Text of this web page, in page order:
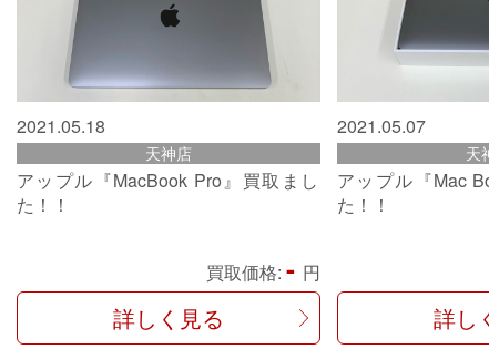
2021.05.18
天神店
アップル『MacBook Pro』買取まし
た！！
買取価格: - 円
詳しく見る
2021.05.07
天
アップル『Mac
た！！
詳し